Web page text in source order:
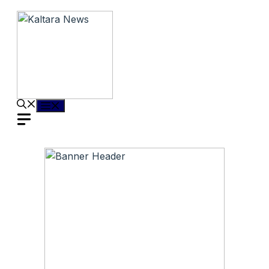
Langsung
Menu